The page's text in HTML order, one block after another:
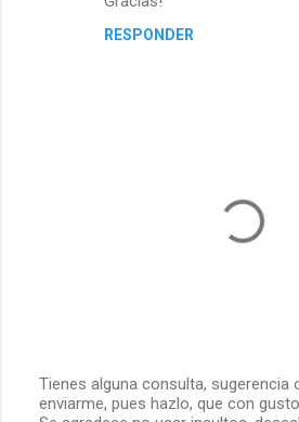
RESPONDER
P
Tienes alguna consulta, sugerencia
enviarme, pues hazlo, que con